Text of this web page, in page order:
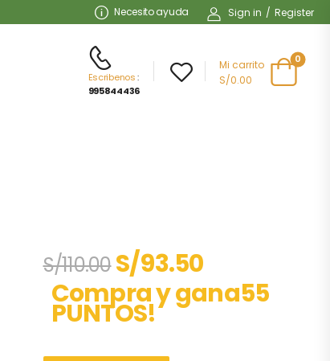
Necesito ayuda Sign in / Register
Escribenos:
995844436
Mi carrito
S/0.00
0
S/110.00S/93.50
Compra y gana55
PUNTOS!